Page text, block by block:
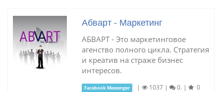
Абварт - Маркетинг
АБВАРТ - Это маркетинговое
агенство полного цикла. Стратегия
и креатив на страже бизнес
интересов.
Facebook Messenger | 1037 | 0. | 0